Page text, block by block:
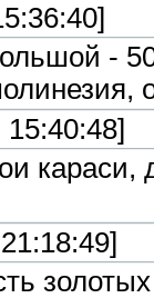
-
15:40:48]